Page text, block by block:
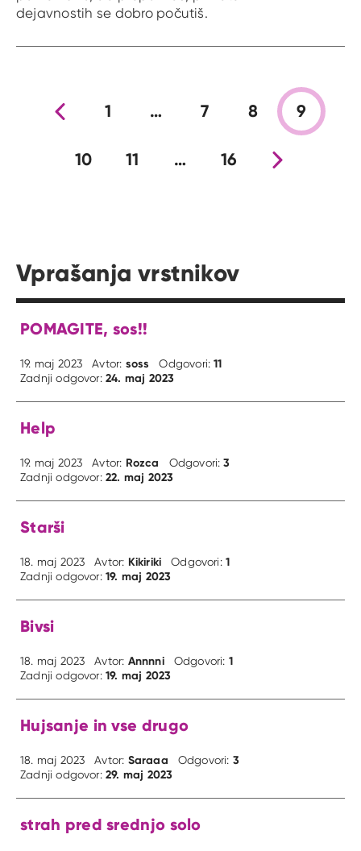
dejavnostih se dobro počutiš.
Prejšnja stran
1 … 7 8 9
10 11 … 16Nova stran
Vprašanja vrstnikov
POMAGITE, sos!!
19. maj 2023 Avtor: soss Odgovori:11
Zadnji odgovor:24. maj 2023
Help
19. maj 2023 Avtor: Rozca Odgovori:3
Zadnji odgovor:22. maj 2023
Starši
18. maj 2023 Avtor: Kikiriki Odgovori:1
Zadnji odgovor:19. maj 2023
Bivsi
18. maj 2023 Avtor: Annnni Odgovori: 1
Zadnji odgovor:19. maj 2023
Hujsanje in vse drugo
18. maj 2023 Avtor: Saraaa Odgovori: 3
Zadnji odgovor:29. maj 2023
strah pred srednjo solo